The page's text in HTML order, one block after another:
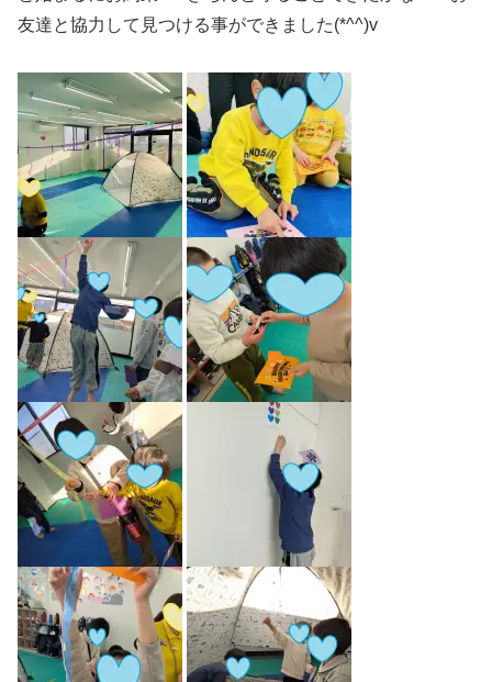
友達と協力して見つける事ができました(*^^)v